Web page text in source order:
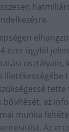
ezer ügyfél
osztályain,
illetékességébe
tette
bővítését, az
munka
Az